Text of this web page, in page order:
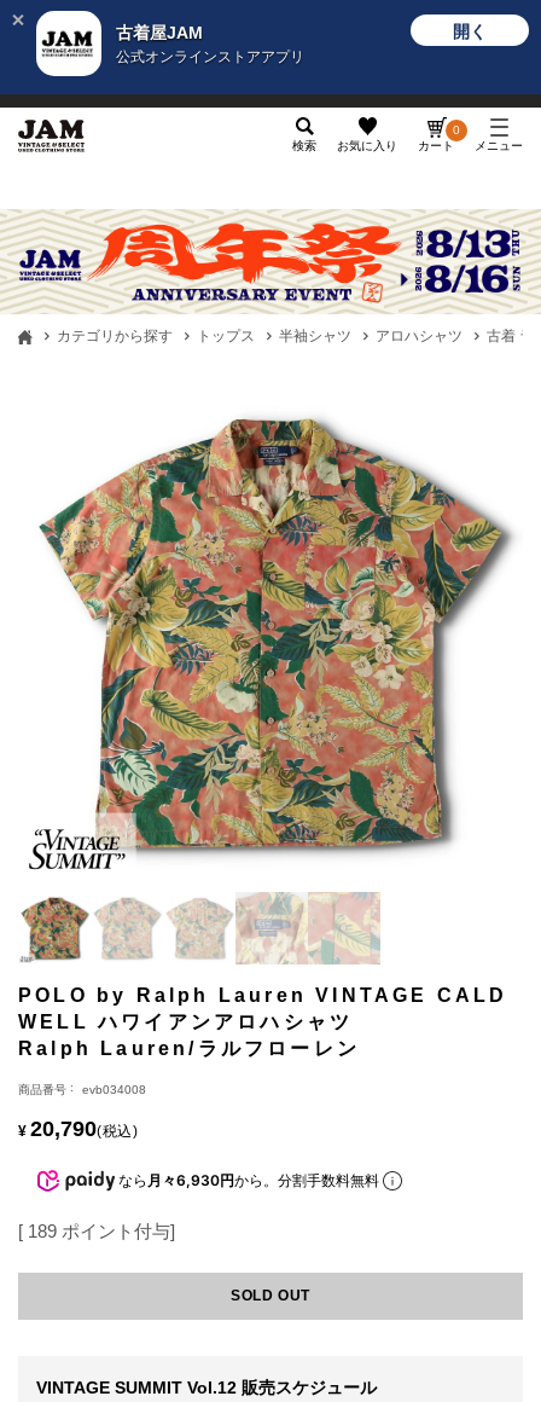
古着屋JAM
公式オンラインストアアプリ
開く
検索 お気に入り カート
0
メニュー
カテゴリから探す トップス 半袖シャツ アロハシャツ 古着 ラ
POLO by Ralph Lauren VINTAGE CALD
WELL ハワイアンアロハシャツ
Ralph Lauren/ラルフローレン
商品番号 evb034008
¥ 20,790 税込
なら 月々6,930円から。分割手数料無料
[ 189 ポイント付与]
SOLD OUT
VINTAGE SUMMIT Vol.12 販売スケジュール